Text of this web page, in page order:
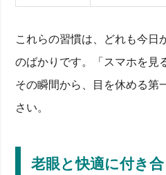
これらの習慣は、どれも今日
のばかりです。「スマホを見
その瞬間から、目を休める第
さい。
老眼と快適に付き